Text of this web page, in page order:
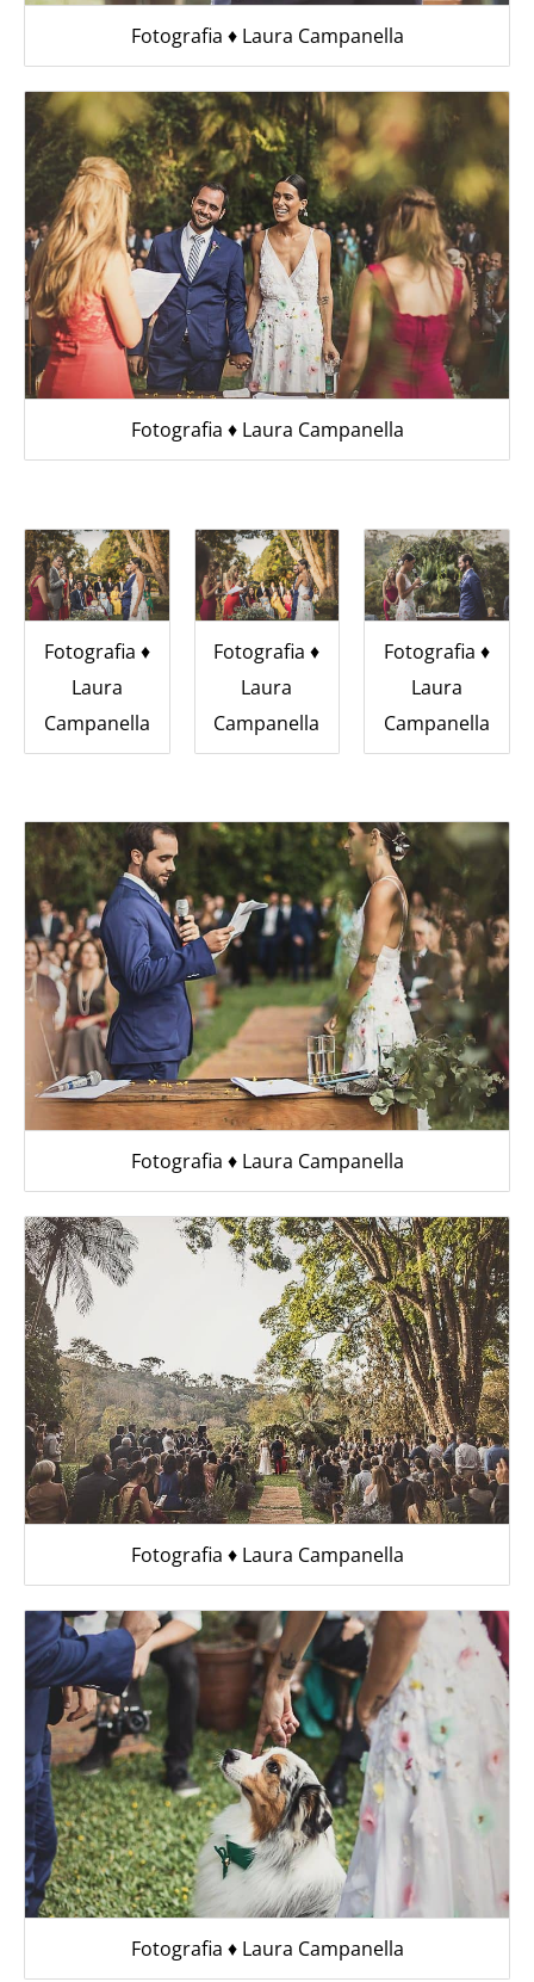
Fotografia ♦︎ Laura Campanella
Fotografia ♦︎ Laura Campanella
Fotografia ♦︎
Laura
Campanella
Fotografia ♦︎
Laura
Campanella
Fotografia ♦︎
Laura
Campanella
Fotografia ♦︎ Laura Campanella
Fotografia ♦︎ Laura Campanella
Fotografia ♦︎ Laura Campanella